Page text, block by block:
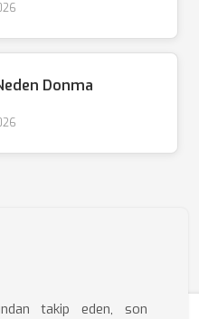
Donma
takip eden, son